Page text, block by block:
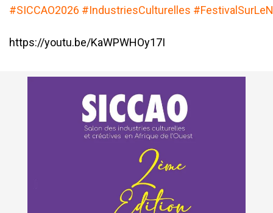
#SICCAO2026 #IndustriesCulturelles
https://youtu.be/KaWPWHOy17I